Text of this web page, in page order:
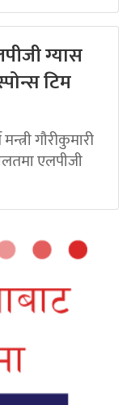
ग्यास
टिम
गौरीकुमारी
एलपीजी